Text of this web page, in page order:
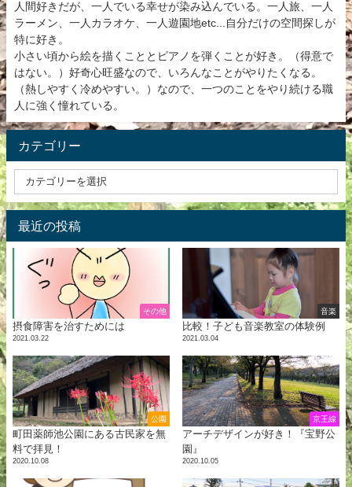
人間好きだが、一人でいる幸せが染み込んでいる。一人旅、一人
ラーメン、一人カラオケ、一人遊園地etc...自分だけの空間探しが
特に好き。
小さい頃から絵を描くこととピアノを弾くことが好き。（得意で
はない。）好奇心旺盛なので、いろんなことがやりたくなる。
（熱しやすく冷めやすい。）なので、一つのことをやり続ける職
人に強く憧れている。
カテゴリー
最近の投稿
その他
摂食障害を治すためには
2021.03.22
音楽
比較！子ども音楽教室の体験例
2021.03.04
公園
町田薬師池公園にある古民家を無
料で拝見！
2020.10.08
京王線
アーチデザインが好き！『宝野公
園』
2020.10.05